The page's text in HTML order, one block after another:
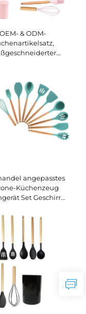
OEM- & ODM-
angepasstes
Küchenzeug
Set Geschirr